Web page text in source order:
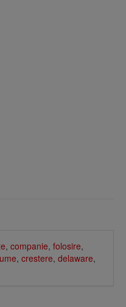
, companie, folosire,
, crestere, delaware,